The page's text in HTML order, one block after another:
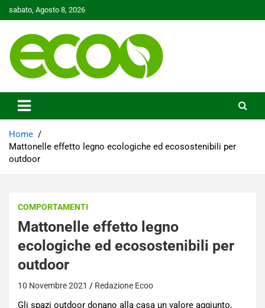
to
sabato, Agosto 8, 2026
Ecoo.it
Home
Mattonelle effetto legno ecologiche ed ecosostenibili per
outdoor
COMPORTAMENTI
Mattonelle effetto legno
ecologiche ed ecosostenibili per
outdoor
10 Novembre 2021 Redazione Ecoo
Gli spazi outdoor donano alla casa un valore aggiunto,